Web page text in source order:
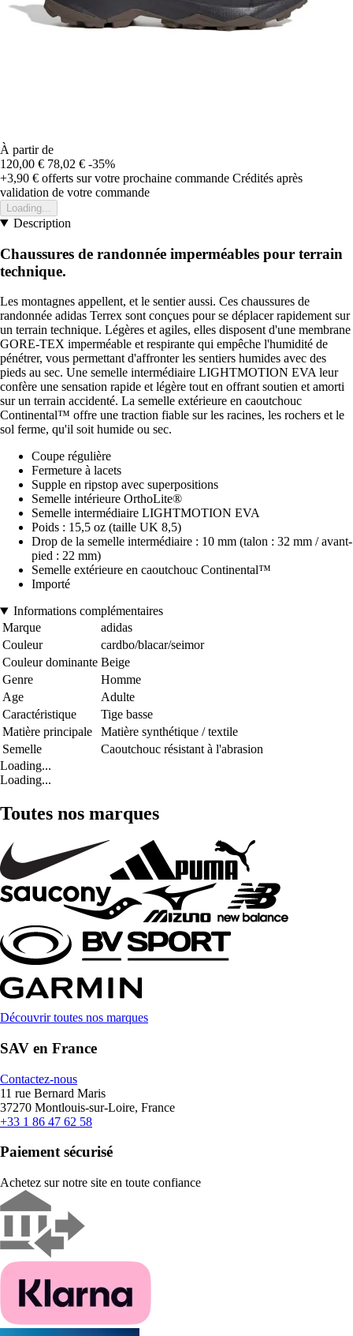
À partir de
120,00 € 78,02 € -35%
+3,90 € offerts sur votre prochaine commande Crédités après
validation de votre commande
Loading...
Description
Chaussures de randonnée imperméables pour terrain
technique.
Les montagnes appellent, et le sentier aussi. Ces chaussures de
randonnée adidas Terrex sont conçues pour se déplacer rapidement sur
un terrain technique. Légères et agiles, elles disposent d'une membrane
GORE-TEX imperméable et respirante qui empêche l'humidité de
pénétrer, vous permettant d'affronter les sentiers humides avec des
pieds au sec. Une semelle intermédiaire LIGHTMOTION EVA leur
confère une sensation rapide et légère tout en offrant soutien et amorti
sur un terrain accidenté. La semelle extérieure en caoutchouc
Continental™ offre une traction fiable sur les racines, les rochers et le
sol ferme, qu'il soit humide ou sec.
Coupe régulière
Fermeture à lacets
Supple en ripstop avec superpositions
Semelle intérieure OrthoLite®
Semelle intermédiaire LIGHTMOTION EVA
Poids : 15,5 oz (taille UK 8,5)
Drop de la semelle intermédiaire : 10 mm (talon : 32 mm / avant-
pied : 22 mm)
Semelle extérieure en caoutchouc Continental™
Importé
Informations complémentaires
Marque
adidas
Couleur
cardbo/blacar/seimor
Couleur dominante Beige
Genre
Homme
Age
Adulte
Caractéristique
Tige basse
Matière principale
Matière synthétique / textile
Semelle
Caoutchouc résistant à l'abrasion
Loading...
Loading...
Toutes nos marques
Découvrir toutes nos marques
SAV en France
Contactez-nous
11 rue Bernard Maris
37270 Montlouis-sur-Loire, France
+33 1 86 47 62 58
Paiement sécurisé
Achetez sur notre site en toute confiance